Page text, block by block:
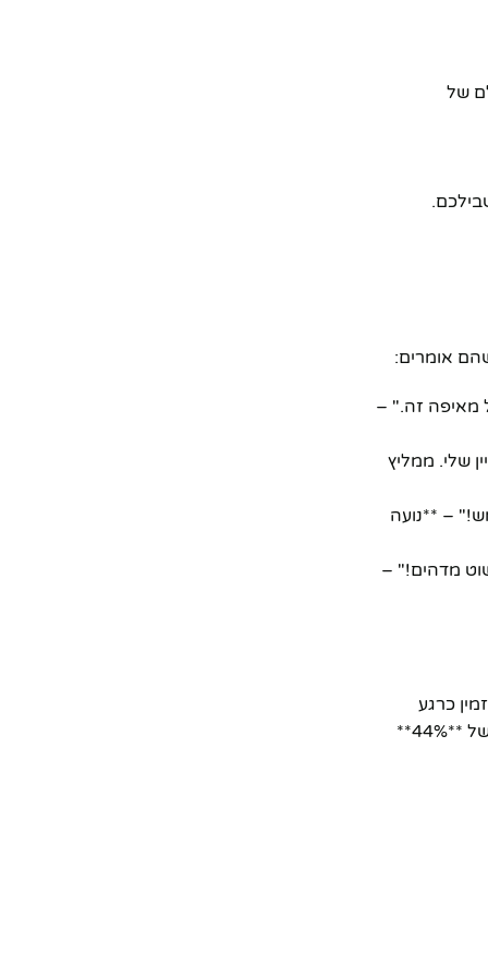
של
אומרים:
מאיפה זה." –
שלי. ממליץ
– **נועה
מדהים!" –
כרגע
במחיר מבצע מיוחד ומשתלם במיוחד! במקום 499.0 ש"ח, אתם יכולים לרכוש אותו במחיר מדהים של **279.0 ש"ח בלבד!** זו הנחה של **44%**